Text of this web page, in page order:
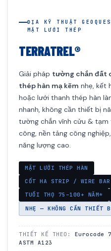
ĐỊA KỸ THUẬT
MẶT LƯỚI THÉP
TERRATREL®
Giải pháp tường chắn đất
thép hàn mạ kẽm nhẹ, kết
hoặc lưới thanh thép hàn
nhanh, không cần thiết bị
tường chắn vĩnh cửu & tạm
công, nền tảng công
năng lượng cao.
MẶT LƯỚI THÉP HÀN
CỐT HA STRIP / WIRE BAR
TUỔI THỌ 75–100+ NĂM*
NHẸ — KHÔNG CẦN THIẾT
THIẾT KẾ THEO: Eurocode
ASTM A123